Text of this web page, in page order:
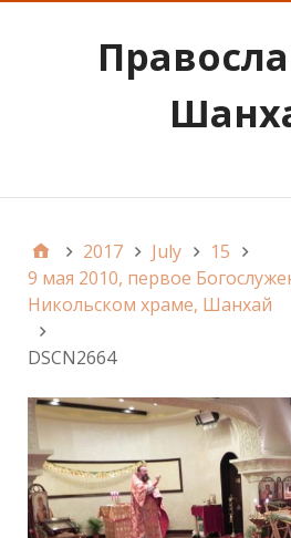
2017 July
15
9 мая 2010, первое
Никольском храме, Шанхай
DSCN2664